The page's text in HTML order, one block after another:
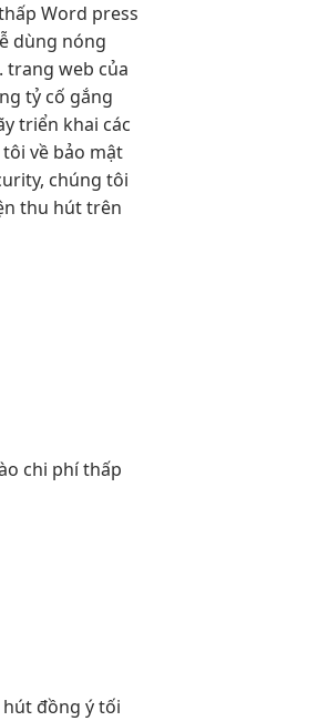
Word press
dùng nóng
trang web của
tỷ cố gắng
triển khai các
về bảo mật
chúng tôi
thu húttrên
chi phí thấp
đồng ýtối